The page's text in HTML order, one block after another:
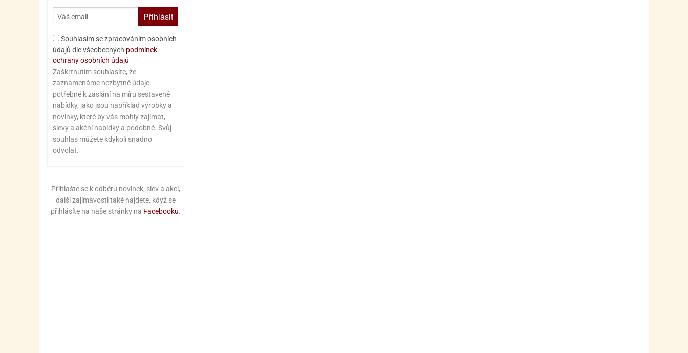
Přihlásit
Souhlasím se zpracováním osobních
údajů dle všeobecných podmínek
ochrany osobních údajů
Zaškrtnutím souhlasíte, že
zaznamenáme nezbytné údaje
potřebné k zaslání na míru sestavené
nabídky, jako jsou například výrobky a
novinky, které by vás mohly zajímat,
slevy a akční nabídky a podobně. Svůj
souhlas můžete kdykoli snadno
odvolat.
Přihlašte se k odběru novinek, slev a akcí,
další zajímavosti také najdete, když se
přihlásíte na naše stránky na Facebooku.